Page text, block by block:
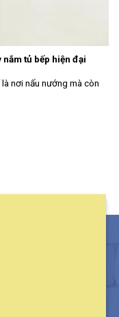
tủ bếp hiện đại
nơi nấu nướng mà còn